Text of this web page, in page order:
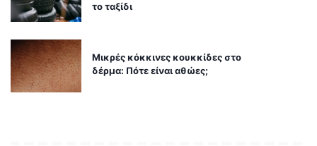
το ταξίδι
Μικρές κόκκινες κουκκίδες στο
δέρμα: Πότε είναι αθώες;